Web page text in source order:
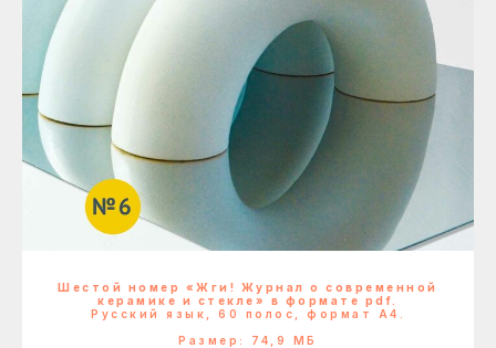
Шестой номер «Жги! Журнал о современной
керамике и стекле» в формате pdf.
Русский язык, 60 полос, формат А4.
Размер: 74,9 МБ